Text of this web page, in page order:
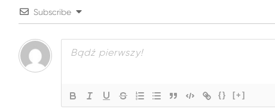
Subscribe
{} [+]